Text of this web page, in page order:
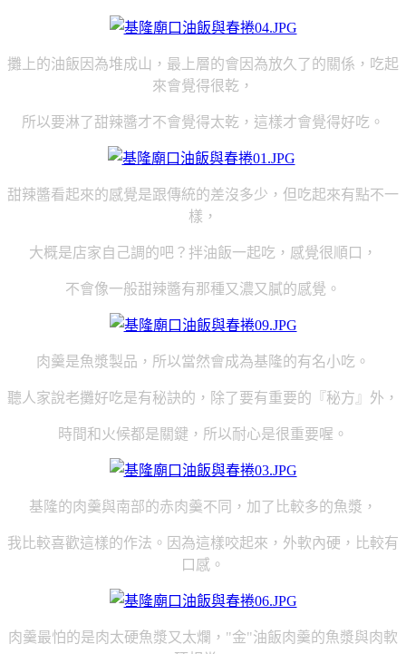
攤上的油飯因為堆成山，最上層的會因為放久了的關係，吃起
來會覺得很乾，
所以要淋了甜辣醬才不會覺得太乾，這樣才會覺得好吃。
甜辣醬看起來的感覺是跟傳統的差沒多少，但吃起來有點不一
樣，
大概是店家自己調的吧？拌油飯一起吃，感覺很順口，
不會像一般甜辣醬有那種又濃又膩的感覺。
肉羹是魚漿製品，所以當然會成為基隆的有名小吃。
聽人家說老攤好吃是有秘訣的，除了要有重要的『秘方』外，
時間和火候都是關鍵，所以耐心是很重要喔。
基隆的肉羹與南部的赤肉羹不同，加了比較多的魚漿，
我比較喜歡這樣的作法。 因為這樣咬起來，外軟內硬，比較有
口感。
肉羹最怕的是肉太硬魚漿又太爛，"金"油飯肉羹的魚漿與肉軟